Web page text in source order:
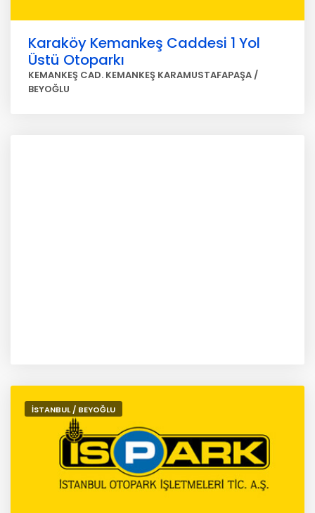
Karaköy Kemankeş Caddesi 1 Yol
Üstü Otoparkı
KEMANKEŞ CAD. KEMANKEŞ KARAMUSTAFAPAŞA /
BEYOĞLU
İSTANBUL / BEYOĞLU